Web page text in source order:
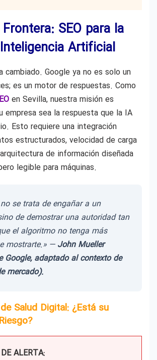
SEO para la
Artificial
cambiado. Google ya no es solo un
es un motor de respuestas. Como
en Sevilla, nuestra misión es
empresa sea la respuesta que la IA
Esto requiere una integración
estructurados, velocidad de carga
de información diseñada
legible para máquinas.
no se trata de engañar a un
de demostrar una autoridad tan
el algoritmo no tenga más
mostrarte.» —John Mueller
Google, adaptado al contexto de
mercado).
Salud Digital: ¿Está su
ALERTA: